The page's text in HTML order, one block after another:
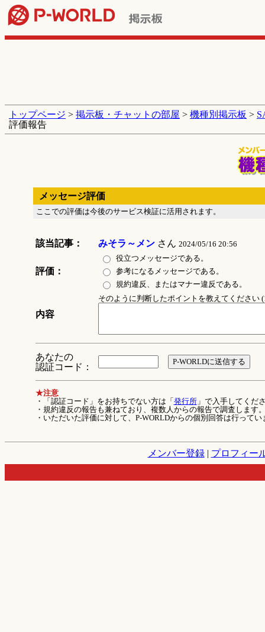
トップページ > 掲示板・チャットの部屋 > 機種別掲示板 >
評価報告
メッセージ評価
ここでの評価は今後のサービス検証に活用されます。
該当記事： みそラ～メンさん 2024/05/16 20:56
評価：
役立つメッセージである。
参考になるメッセージである。
規約違反、またはマナー違反である。
内容
そのように判断したポイントを教えてください
あなたの
認証コード：
★注意
・「認証コード」をお持ちでない方は「 発行所」で入手してくだ
・規約違反の報告も兼ねており、複数人からの報告で調査します
・いただいた評価に対して、P-WORLDからの個別回答は行ってい
メンバー登録| プロフィー